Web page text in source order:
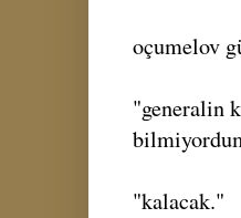
oçumelov
"generalin
"kalacak."